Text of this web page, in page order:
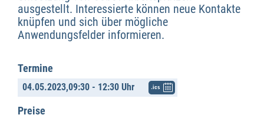
ausgestellt. Interessierte können neue Kontakte
knüpfen und sich über mögliche
Anwendungsfelder informieren.
Termine
04.05.2023,09:30 - 12:30 Uhr .ics
Preise